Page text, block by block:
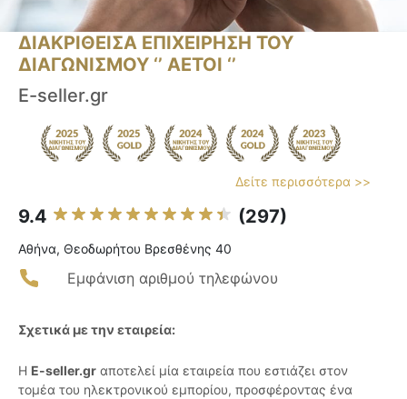
ΔΙΑΚΡΙΘΕΙΣΑ ΕΠΙΧΕΙΡΗΣΗ ΤΟΥ
ΔΙΑΓΩΝΙΣΜΟΥ ‘’ ΑΕΤΟΙ ‘’
E-seller.gr
Δείτε περισσότερα >>
9.4 (297)
Αθήνα, Θεοδωρήτου Βρεσθένης 40
Εμφάνιση αριθμού τηλεφώνου
Σχετικά με την εταιρεία:
Η E-seller.gr αποτελεί μία εταιρεία που εστιάζει στον
τομέα του ηλεκτρονικού εμπορίου, προσφέροντας ένα